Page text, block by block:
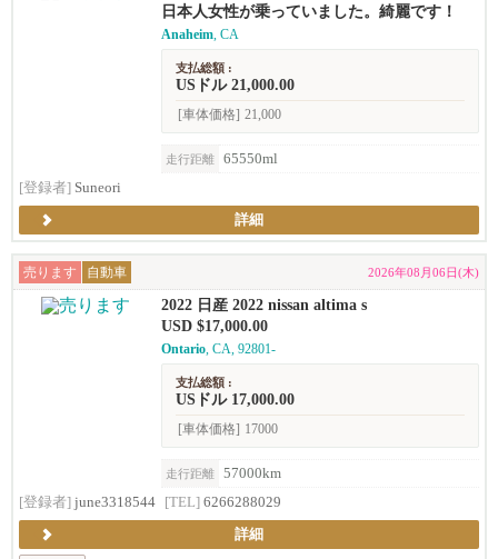
日本人女性が乗っていました。綺麗です！
Anaheim, CA
支払総額 :
USドル 21,000.00
[車体価格] 21,000
走行距離
65550ml
[登録者] Suneori
詳細
売ります 自動車 2026年08月06日(木)
2022 日産 2022 nissan altima s
USD $17,000.00
Ontario, CA, 92801-
支払総額 :
USドル 17,000.00
[車体価格] 17000
走行距離
57000km
[登録者] june3318544 [TEL] 6266288029
詳細